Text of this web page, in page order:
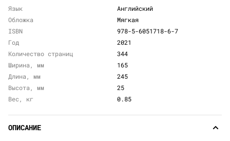
Язык
Английский
Обложка
Мягкая
ISBN
978-5-6051718-6-7
Год
2021
Количество страниц
344
Ширина, мм
165
Длина, мм
245
Высота, мм
25
Вес, кг
0.85
ОПИСАНИЕ